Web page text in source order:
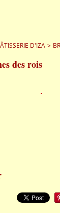
D'IZA >
des rois